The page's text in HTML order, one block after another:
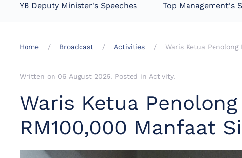
YB Deputy Minister's Speeches
Top Management's
Home Broadcast Activities Waris Ketua Penolong
Written on 06 August 2025. Posted in Activity.
Waris Ketua
RM100,000 Manfaat